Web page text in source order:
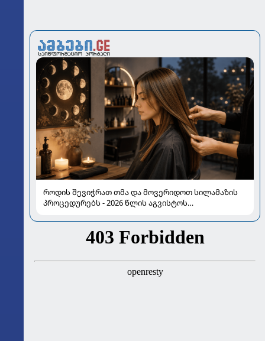
როდის შევიჭრათ თმა და მოვერიდოთ სილამაზის
პროცედურებს - 2026 წლის აგვისტოს